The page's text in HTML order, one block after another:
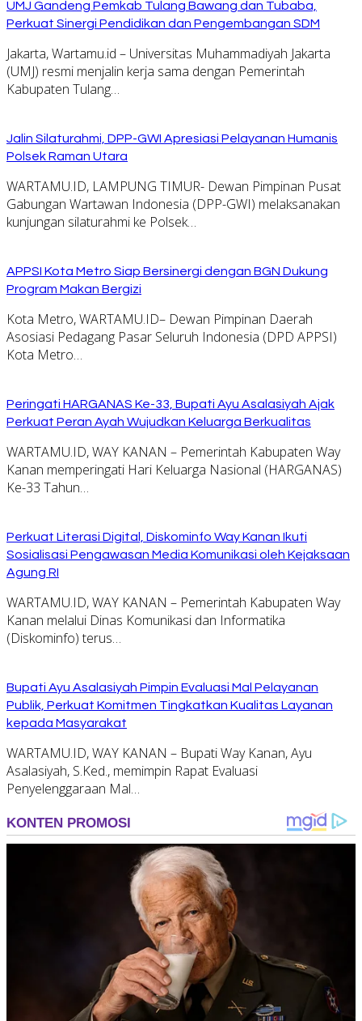
UMJ Gandeng Pemkab Tulang Bawang dan Tubaba,
Perkuat Sinergi Pendidikan dan Pengembangan SDM
Jakarta, Wartamu.id – Universitas Muhammadiyah Jakarta
(UMJ) resmi menjalin kerja sama dengan Pemerintah
Kabupaten Tulang…
Jalin Silaturahmi, DPP-GWI Apresiasi Pelayanan Humanis
Polsek Raman Utara
WARTAMU.ID, LAMPUNG TIMUR- Dewan Pimpinan Pusat
Gabungan Wartawan Indonesia (DPP-GWI) melaksanakan
kunjungan silaturahmi ke Polsek…
APPSI Kota Metro Siap Bersinergi dengan BGN Dukung
Program Makan Bergizi
Kota Metro, WARTAMU.ID– Dewan Pimpinan Daerah
Asosiasi Pedagang Pasar Seluruh Indonesia (DPD APPSI)
Kota Metro…
Peringati HARGANAS Ke-33, Bupati Ayu Asalasiyah Ajak
Perkuat Peran Ayah Wujudkan Keluarga Berkualitas
WARTAMU.ID, WAY KANAN – Pemerintah Kabupaten Way
Kanan memperingati Hari Keluarga Nasional (HARGANAS)
Ke-33 Tahun…
Perkuat Literasi Digital, Diskominfo Way Kanan Ikuti
Sosialisasi Pengawasan Media Komunikasi oleh Kejaksaan
Agung RI
WARTAMU.ID, WAY KANAN – Pemerintah Kabupaten Way
Kanan melalui Dinas Komunikasi dan Informatika
(Diskominfo) terus…
Bupati Ayu Asalasiyah Pimpin Evaluasi Mal Pelayanan
Publik, Perkuat Komitmen Tingkatkan Kualitas Layanan
kepada Masyarakat
WARTAMU.ID, WAY KANAN – Bupati Way Kanan, Ayu
Asalasiyah, S.Ked., memimpin Rapat Evaluasi
Penyelenggaraan Mal…